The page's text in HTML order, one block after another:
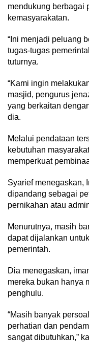
mendukung berbagai
kemasyarakatan.
“Ini menjadi peluang
tugas-tugas
tuturnya.
“Kami ingin
masjid, pengurus
yang berkaitan
dia.
Melalui pendataan
kebutuhan
memperkuat
Syarief menegaskan,
dipandang sebagai
pernikahan atau
Menurutnya, masih
dapat dijalankan
pemerintah.
Dia menegaskan,
mereka bukan hanya
penghulu.
“Masih banyak
perhatian dan
sangat dibutuhkan,”